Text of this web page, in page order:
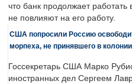
что банк продолжает
не повлияют на его работу.
США попросили Россию
морпеха, не принявшего в
Госсекретарь США Марко
иностранных дел Сергеем